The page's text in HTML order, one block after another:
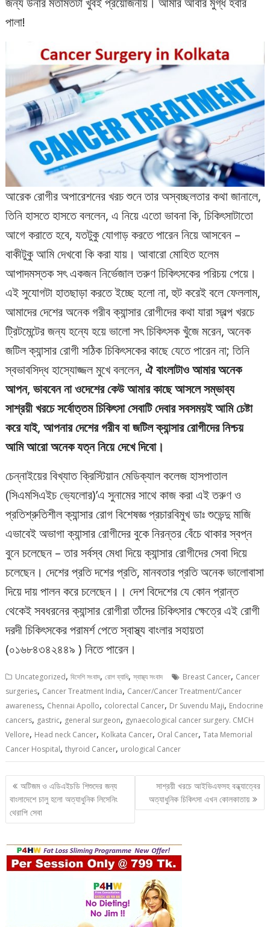
পালা!
আরেক রোগীর অপারেশনের খরচ শুনে তার অস্বচ্ছলতার কথা জানালে,
তিনি হাসতে হাসতে বললেন, এ নিয়ে এতো ভাবনা কি, চিকিৎসাটাতো
আগে করাতে হবে, যতটুকু যোগাড় করতে পারেন নিয়ে আসবেন –
বাকীটুকু আমি দেখবো কি করা যায়। আবারো মোহিত হলেম
আপাদমস্তক সৎ একজন নির্ভেজাল তরুণ চিকিৎসকের পরিচয় পেয়ে।
এই সুযোগটা হাতছাড়া করতে ইচ্ছে হলো না, হুট করেই বলে ফেললাম,
আমাদের দেশের অনেক গরীব ক্যান্সার রোগীদের কথা যারা স্বল্প খরচে
ট্রিটমেন্টের জন্য হন্যে হয়ে ভালো সৎ চিকিৎসক খুঁজে মরেন, অনেক
জটিল ক্যান্সার রোগী সঠিক চিকিৎসকের কাছে যেতে পারেন না; তিনি
স্বভাবসিদ্ধ হাস্যোজ্জল মুখে বললেন,ঐ বাংলাটাও আমার অনেক
আপন, ভাববেন না ওদেশের কেউ আমার কাছে আসলে সম্ভাব্য
সাশ্রয়ী খরচে সর্বোত্তম চিকিৎসা সেবাটি দেবার সবসময়ই আমি চেষ্টা
করে যাই, আপনার দেশের গরীব বা জটিল ক্যান্সার রোগীদের নিশ্চয়
আমি আরো অনেক যত্ন নিয়ে দেখে দিবো।
চেন্নাইয়ের বিখ্যাত ক্রিস্টিয়ান মেডিক্যাল কলেজ হাসপাতাল
(সিএমসিএইচ ভ্যেলোর)’এ সুনামের সাথে কাজ করা এই তরুণ ও
প্রতিশ্রুতিশীল ক্যান্সার রোগ বিশেষজ্ঞ প্রচারবিমুখ ডাঃ শুভেন্দু মাজি
এভাবেই অভাগা ক্যান্সার রোগীদের বুকে নিরন্তর বেঁচে থাকার স্বপ্ন
বুনে চলেছেন – তার সর্বস্ব মেধা দিয়ে ক্যান্সার রোগীদের সেবা দিয়ে
চলেছেন। দেশের প্রতি দশের প্রতি, মানবতার প্রতি অনেক ভালোবাসা
দিয়ে দায় পালন করে চলেছেন।। দেশ বিদেশের যে কোন প্রান্ত
থেকেই সবধরনের ক্যান্সার রোগীরা তাঁদের চিকিৎসার ক্ষেত্রে এই রোগী
দরদী চিকিৎসকের পরামর্শ পেতে স্বাস্থ্য বাংলার সহায়তা
(০১৬৮৪৩৪২৪৪৯ ) নিতে পারেন।
Uncategorized,বিদেশি সংবাদ,রোগ ব্যাধি,স্বাস্থ্য সংবাদ Breast Cancer, Cancer
surgeries, Cancer Treatment India, Cancer/Cancer Treatment/Cancer
awareness, Chennai Apollo, colorectal Cancer, Dr Suvendu Maji, Endocrine
cancers, gastric, general surgeon, gynaecological cancer surgery. CMCH
Vellore, Head neck Cancer, Kolkata Cancer, Oral Cancer,Tata Memorial
Cancer Hospital,thyroid Cancer, urological Cancer
Post
navigation
অটিজম ও এডিএইচডি শিশুদের জন্য
বাংলাদেশে চালু হলো অত্যাধুনিক লিসেনিং
থেরাপি সেবা
সাশ্রয়ী খরচে আইভিএফসহ বন্ধ্যাত্বের
অত্যাধুনিক চিকিৎসা এখন কোলকাতায়